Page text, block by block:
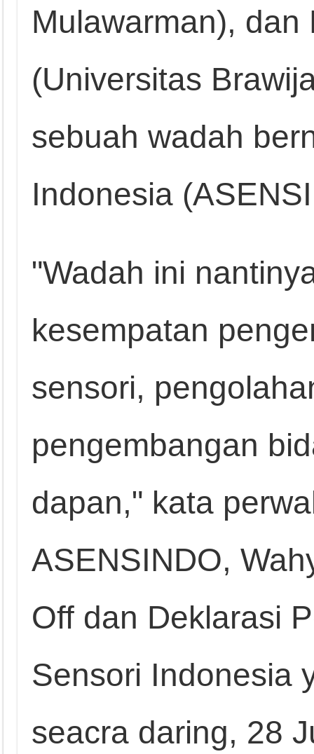
Mulawarman), dan
(Universitas
sebuah wadah
Indonesia
"Wadah ini
kesempatan
sensori,
pengembangan
dapan," kata
ASENSINDO,
Off dan Deklarasi
Sensori Indonesia
seacra daring, 28